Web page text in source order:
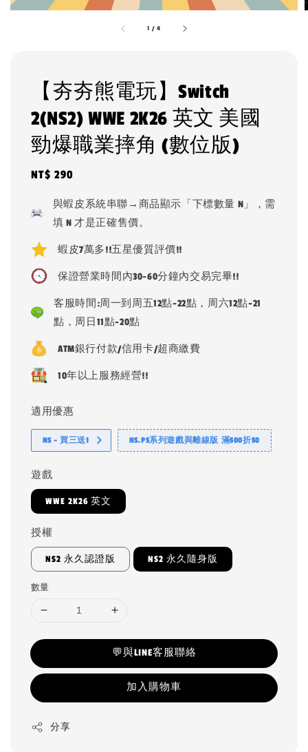
1 /4
【夯夯熊電玩】Switch
2(NS2) WWE 2K26 英文 美國
勁爆職業摔角 (數位版)
Regular
NT$ 290
與蝦皮系統串聯→商品顯示「下標數量 N」，需
填 N 才是正確售價。
蝦皮7萬多!!五星優質評價!!
保證營業時間內30-60分鐘內交易完畢!!
客服時間:周一到周五12點-22點，周六12點-21
點，周日11點-20點
ATM銀行付款/信用卡/超商繳費
10年以上服務經營!!
適用優惠
NS - 買三送1 NS.PS系列遊戲與離線版 滿500折50
遊戲
WWE 2K26 英文
授權
NS2 永久認證版 NS2 永久隨身版
數量
💬與LINE客服聯絡
加入購物車
分享